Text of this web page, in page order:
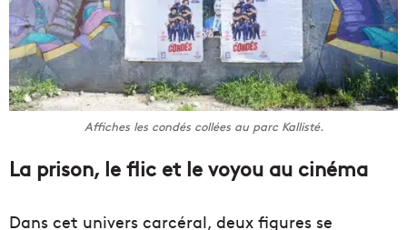
Affiches les condés collées au parc Kallisté.
La prison, le flic et le voyou au cinéma
Dans cet univers carcéral, deux figures se